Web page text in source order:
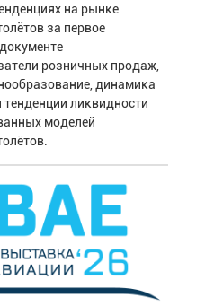
на рынке
за первое
розничных продаж,
динамика
ликвидности
моделей